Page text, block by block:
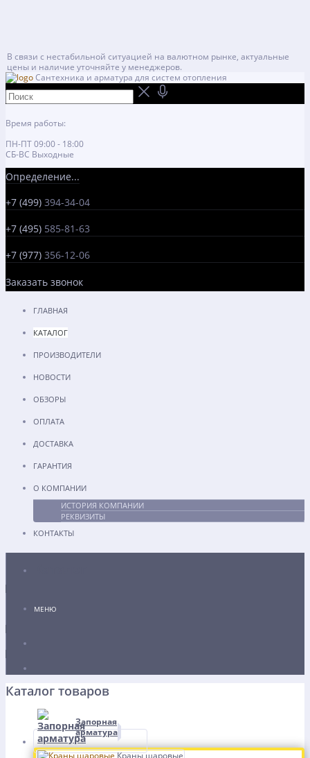
В связи с нестабильной ситуацией на валютном рынке, актуальные
цены и наличие уточняйте у менеджеров.
Сантехника и арматура для систем отопления
Время работы:
ПН-ПТ 09:00 - 18:00
СБ-ВС Выходные
Определение...
+7 (499) 394-34-04
+7 (495) 585-81-63
+7 (977) 356-12-06
Заказать звонок
ГЛАВНАЯ
КАТАЛОГ
ПРОИЗВОДИТЕЛИ
НОВОСТИ
ОБЗОРЫ
ОПЛАТА
ДОСТАВКА
ГАРАНТИЯ
О КОМПАНИИ
ИСТОРИЯ КОМПАНИИ
РЕКВИЗИТЫ
КОНТАКТЫ
МЕНЮ
Каталог товаров
Запорная
арматура
Краны шаровые